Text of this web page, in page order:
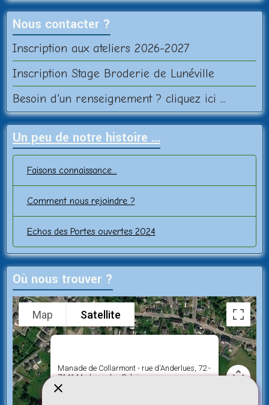
Nous contacter ?
Inscription aux ateliers 2026-2027
Inscription Stage Broderie de Lunéville
Besoin d'un renseignement ? cliquez ici ...
Un peu de notre histoire ...
Faisons connaissance...
Comment nous rejoindre ?
Echos des Portes ouvertes 2024
Où nous trouver ?
Manade de Collarmont - rue d'Anderlues, 72 -
7141 Morlanwelz - Belgique
Map Satellite